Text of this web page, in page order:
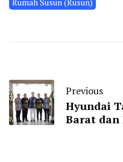
Previous
Hyundai
Barat dan